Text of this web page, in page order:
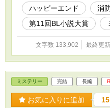
ハッピーエンド 消
第11回BL小説大賞
文字数 133,902 最終更
ミステリー 完結 長編
お気に入りに追加 15